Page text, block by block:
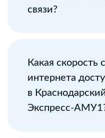
связи?
Какая скорость
интернета
в
Экспресс-